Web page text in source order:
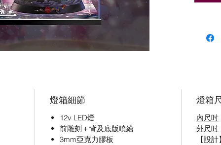
燈箱細節
12v LED燈
前雕刻＋背及底版噴繪
3mm亞克力膠板
燈箱
內尺吋
外尺吋
【設